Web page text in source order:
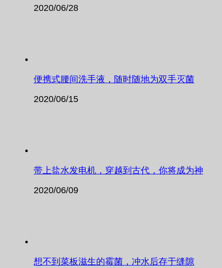
2020/06/28
便携式腰间洗手液，随时随地为双手灭菌
2020/06/15
带上盐水发电机，穿越到古代，你将成为神
2020/06/09
想不到菜板滋生的霉菌，冲水后存于缝隙